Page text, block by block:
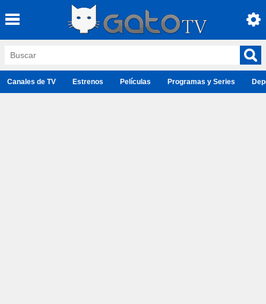
Canales de TV Estrenos Películas Programas y Series